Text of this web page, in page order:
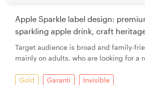
Apple Sparkle label design:
sparkling apple drink, craft
Target audience is broad and family-
mainly on adults, who are looking for a
Gold Garanti
Invisible